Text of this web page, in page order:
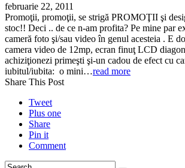
februarie 22, 2011
Promoţii, promoţii, se strigă PROMOŢII şi
stoc!! Deci .. de ce n-am profita? Pe mine par
cameră foto şi/sau video în genul acesteia . E
camera video de 12mp, ecran finuţ LCD
achiziţionezi primeşti şi-un cadou de efect cu
iubitul/iubita: o mini…read more
Share This Post
Tweet
Plus one
Share
Pin it
Comment